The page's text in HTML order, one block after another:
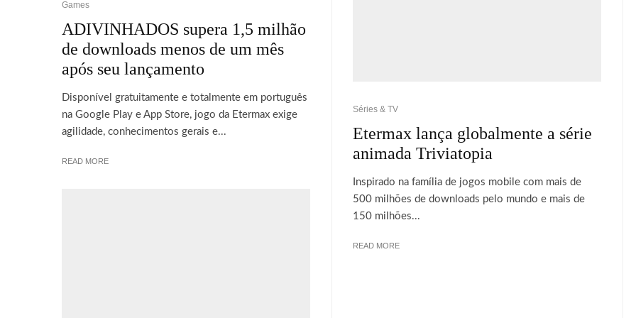
Games
ADIVINHADOS supera 1,5 milhão
de downloads menos de um mês
após seu lançamento
Disponível gratuitamente e totalmente em português
na Google Play e App Store, jogo da Etermax exige
agilidade, conhecimentos gerais e...
READ MORE
Séries & TV
Etermax lança globalmente a série
animada Triviatopia
Inspirado na família de jogos mobile com mais de
500 milhões de downloads pelo mundo e mais de
150 milhões...
READ MORE